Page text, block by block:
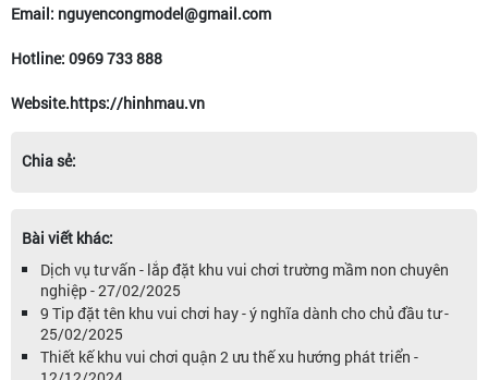
Email: nguyencongmodel@gmail.com
Hotline: 0969 733 888
Website.https://hinhmau.vn
Chia sẻ:
Bài viết khác:
Dịch vụ tư vấn - lắp đặt khu vui chơi trường mầm non chuyên
nghiệp - 27/02/2025
9 Tip đặt tên khu vui chơi hay - ý nghĩa dành cho chủ đầu tư -
25/02/2025
Thiết kế khu vui chơi quận 2 ưu thế xu hướng phát triển -